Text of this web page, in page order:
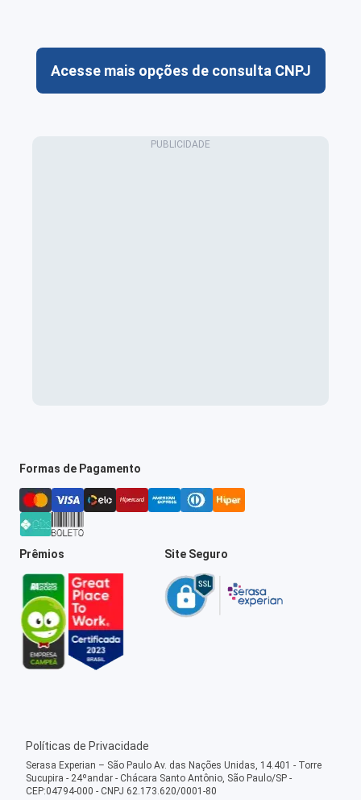
Acesse mais opções de consulta CNPJ
Formas de Pagamento
Prêmios Site Seguro
Políticas de Privacidade
Serasa Experian – São Paulo Av. das Nações Unidas, 14.401 - Torre
Sucupira - 24ºandar - Chácara Santo Antônio, São Paulo/SP -
CEP:04794-000 - CNPJ 62.173.620/0001-80